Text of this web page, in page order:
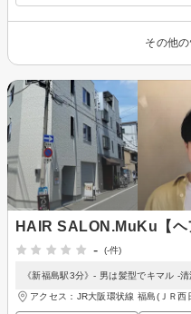
その他
HAIR SALON.MuKu【ヘ
-
(-件)
《新福島駅3分》- 男は髪型でキマル -
アクセス：JR大阪環状線 福島(ＪＲ西